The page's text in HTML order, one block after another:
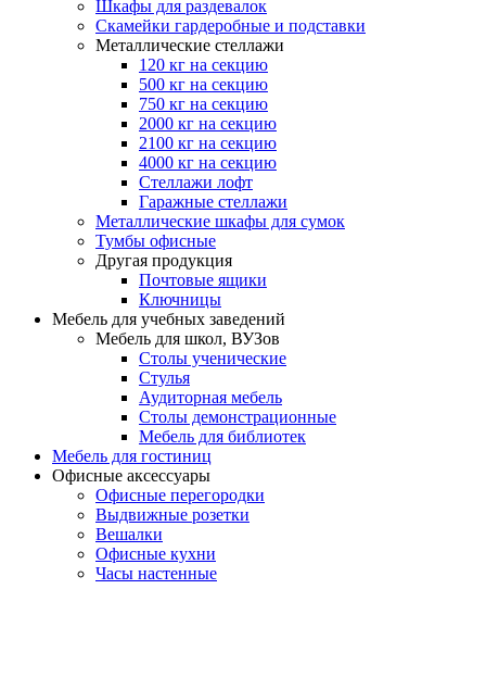
Шкафы для раздевалок
Скамейки гардеробные и подставки
Металлические стеллажи
120 кг на секцию
500 кг на секцию
750 кг на секцию
2000 кг на секцию
2100 кг на секцию
4000 кг на секцию
Стеллажи лофт
Гаражные стеллажи
Металлические шкафы для сумок
Тумбы офисные
Другая продукция
Почтовые ящики
Ключницы
Мебель для учебных заведений
Мебель для школ, ВУЗов
Столы ученические
Стулья
Аудиторная мебель
Столы демонстрационные
Мебель для библиотек
Мебель для гостиниц
Офисные аксессуары
Офисные перегородки
Выдвижные розетки
Вешалки
Офисные кухни
Часы настенные